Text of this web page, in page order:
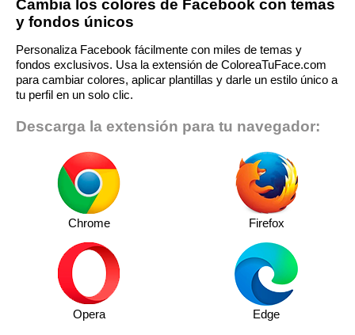
Cambia los colores de Facebook con temas
y fondos únicos
Personaliza Facebook fácilmente con miles de temas y
fondos exclusivos. Usa la extensión de ColoreaTuFace.com
para cambiar colores, aplicar plantillas y darle un estilo único a
tu perfil en un solo clic.
Descarga la extensión para tu navegador:
Chrome Firefox
Opera Edge